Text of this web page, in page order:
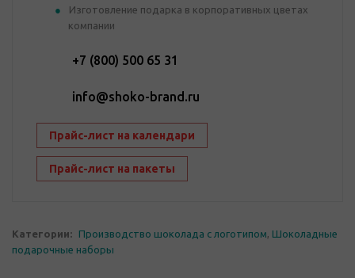
Изготовление подарка в корпоративных цветах
компании
+7 (800) 500 65 31
info@shoko-brand.ru
Прайс-лист на календари
Прайс-лист на пакеты
Категории: Производство шоколада с логотипом, Шоколадные
подарочные наборы